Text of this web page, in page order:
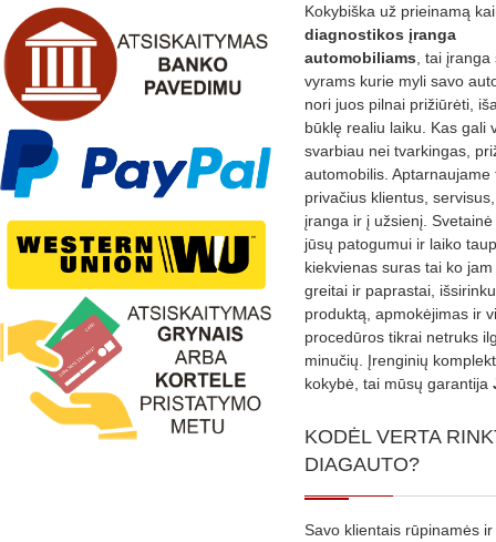
Kokybiška už prieinamą
diagnostikos įranga
automobiliams , tai
vyrams kurie myli savo
nori juos pilnai prižiūrėti,
būklę realiu laiku. Kas gali
svarbiau nei tvarkingas,
automobilis. Aptarnaujame
privačius klientus,
įranga ir į užsienį.
jūsų patogumui ir laiko
kiekvienas suras tai ko
greitai ir paprastai,
produktą, apmokėjimas ir
procedūros tikrai netruks
minučių. Įrenginių
kokybė, tai mūsų garantija
KODĖL VERTA
DIAGAUTO?
Savo klientais rūpinamės